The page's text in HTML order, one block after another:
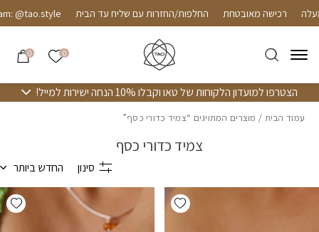
Skip to Contentרכישה מאובטחת החלפות/החזרות עם שליח עד הבית @tao.style
0 הרשימה
0
הצטרפו למועדון הלקוחות של טאו וקבלו 10% הנחה ישירות למייל!
עמוד הבית / מוצרים המתויגים “צמיד כדורי כסף”
צמיד כדורי כסף
סינון החדש ביותר
Add wishlist
בחזרה למעלה